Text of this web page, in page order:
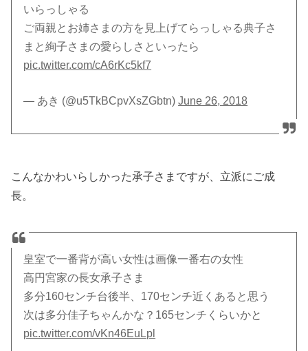
いらっしゃる
ご両親とお姉さまの方を見上げてらっしゃる典子さ
まと絢子さまの愛らしさといったら
pic.twitter.com/cA6rKc5kf7
— あき (@u5TkBCpvXsZGbtn)June 26, 2018
こんなかわいらしかった承子さまですが、立派にご成
長。
皇室で一番背が高い女性は画像一番右の女性
高円宮家の長女承子さま
多分160センチ台後半、170センチ近くあると思う
次は多分佳子ちゃんかな？165センチくらいかと
pic.twitter.com/vKn46EuLpl